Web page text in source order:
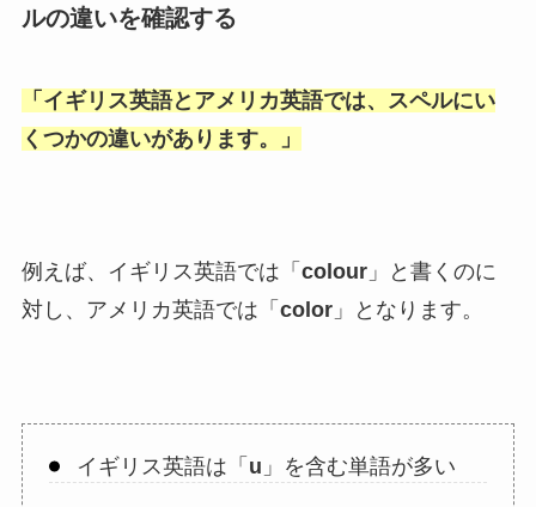
ルの違いを確認する
「 イギリス英語とアメリカ英語では、スペルにい
くつかの違いがあります。
」
例えば、イギリス英語では「 colour」と書くのに
対し、アメリカ英語では「 color」となります。
イギリス英語は「 u 」を含む単語が多い